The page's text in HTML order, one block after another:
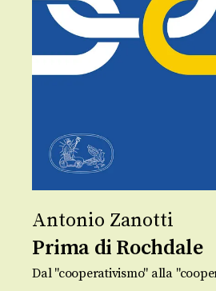
Antonio Zanotti
Prima di Rochdale
Dal "cooperativismo" alla